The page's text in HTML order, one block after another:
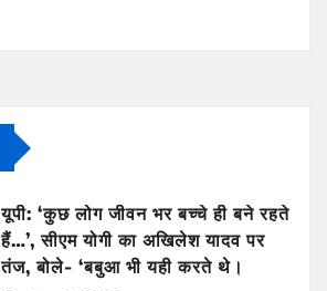
यूपी: ‘कुछ लोग जीवन भर बच्चे ही बने रहते
हैं…’, सीएम योगी का अखिलेश यादव पर
तंज, बोले- ‘बबुआ भी यही करते थे।